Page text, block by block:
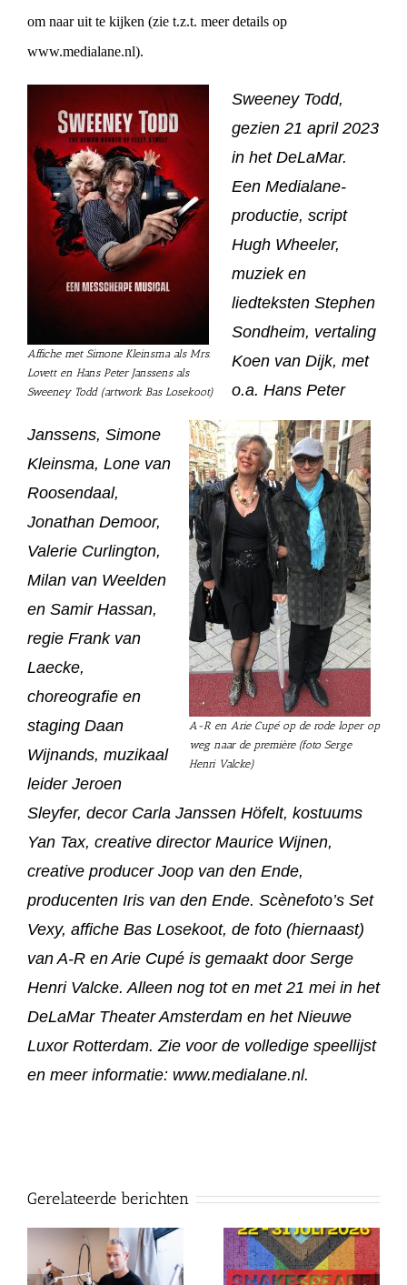
om naar uit te kijken (zie t.z.t. meer details op
www.medialane.nl).
Affiche met Simone Kleinsma als Mrs.
Lovett en Hans Peter Janssens als
Sweeney Todd (artwork Bas Losekoot)
A-R en Arie Cupé op de rode loper op
weg naar de première (foto Serge
Henri Valcke)
Sweeney Todd,
gezien 21 april 2023
in het DeLaMar.
Een Medialane-
productie, script
Hugh Wheeler,
muziek en
liedteksten Stephen
Sondheim, vertaling
Koen van Dijk, met
o.a. Hans Peter
Janssens, Simone
Kleinsma, Lone van
Roosendaal,
Jonathan Demoor,
Valerie Curlington,
Milan van Weelden
en Samir Hassan,
regie Frank van
Laecke,
choreografie en
staging Daan
Wijnands, muzikaal
leider Jeroen
Sleyfer, decor Carla Janssen Höfelt, kostuums
Yan Tax, creative director Maurice Wijnen,
creative producer Joop van den Ende,
producenten Iris van den Ende. Scènefoto’s Set
Vexy, affiche Bas Losekoot, de foto (hiernaast)
van A-R en Arie Cupé is gemaakt door Serge
Henri Valcke. Alleen nog tot en met 21 mei in het
DeLaMar Theater Amsterdam en het Nieuwe
Luxor Rotterdam. Zie voor de volledige speellijst
en meer informatie: www.medialane.nl.
Gerelateerde berichten